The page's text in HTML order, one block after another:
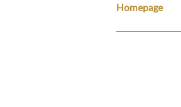
Homepage